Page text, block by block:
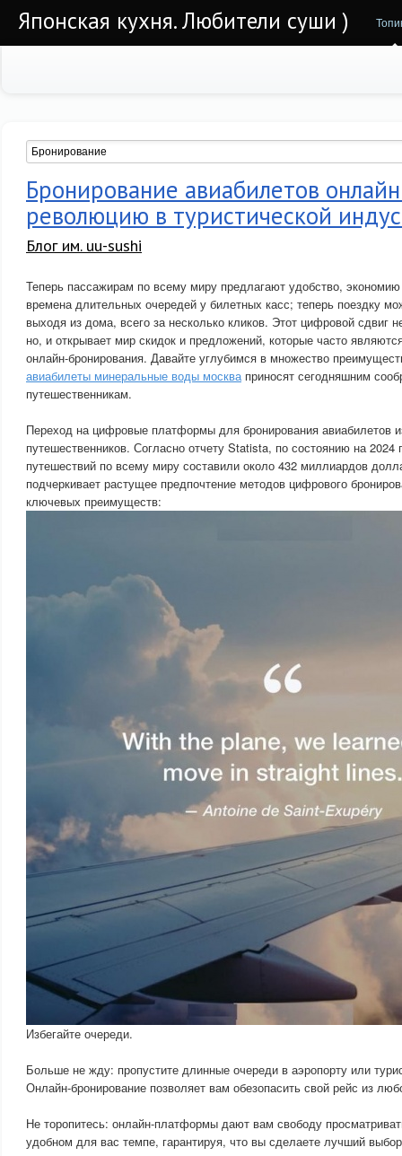
Японская кухня. Любители суши )
Бронирование авиабилетов
революцию в туристической
Блог им. uu-sushi
Теперь пассажирам по всему миру предлагают удобство,
времена длительных очередей у билетных касс; теперь поездку
выходя из дома, всего за несколько кликов. Этот цифровой сдвиг
но, и открывает мир скидок и предложений, которые часто
онлайн-бронирования. Давайте углубимся в множество
авиабилеты минеральные воды москваприносят сегодняшним
путешественникам.
Переход на цифровые платформы для бронирования авиабилетов
путешественников. Согласно отчету Statista, по состоянию на 2024
путешествий по всему миру составили около 432 миллиардов
подчеркивает растущее предпочтение методов цифрового
ключевых преимуществ:
Избегайте очереди.
Больше не жду: пропустите длинные очереди в аэропорту или
Онлайн-бронирование позволяет вам обезопасить свой рейс из
Не торопитесь: онлайн-платформы дают вам свободу
удобном для вас темпе, гарантируя, что вы сделаете лучший